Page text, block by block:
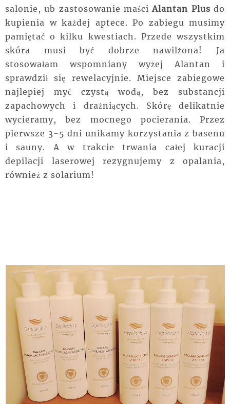
salonie, ub zastosowanie maściAlantan Plus do
kupienia w każdej aptece. Po zabiegu musimy
pamiętać o kilku kwestiach. Przede wszystkim
skóra musi być dobrze nawilżona! Ja
stosowałam wspomniany wyżej Alantan i
sprawdził się rewelacyjnie. Miejsce zabiegowe
najlepiej myć czystą wodą, bez substancji
zapachowych i drażniących. Skórę delikatnie
wycieramy, bez mocnego pocierania. Przez
pierwsze 3-5 dni unikamy korzystania z basenu
i sauny. A w trakcie trwania całej kuracji
depilacji laserowej rezygnujemy z opalania,
również z solarium!